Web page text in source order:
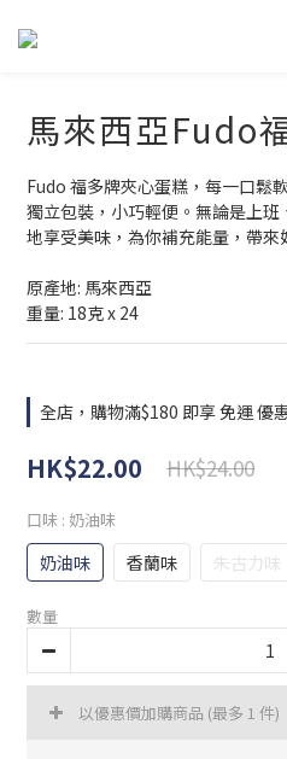
馬來西亞Fudo
Fudo 福多牌夾心蛋糕，每一口鬆
獨立包裝，小巧輕便。無論是上
地享受美味，為你補充能量，帶來
原產地: 馬來西亞
重量: 18克 x 24
全店，購物滿$180 即享 免運 優
HK$22.00 HK$24.00
口味 : 奶油味
奶油味 香蘭味 朱古力味
數量
以優惠價加購商品 (最多 1 件)